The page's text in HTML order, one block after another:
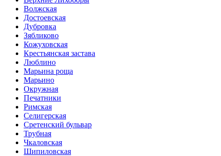
Волжская
Достоевская
Дубровка
Зябликово
Кожуховская
Крестьянская застава
Люблино
Марьина роща
Марьино
Окружная
Печатники
Римская
Селигерская
Сретенский бульвар
Трубная
Чкаловская
Шипиловская